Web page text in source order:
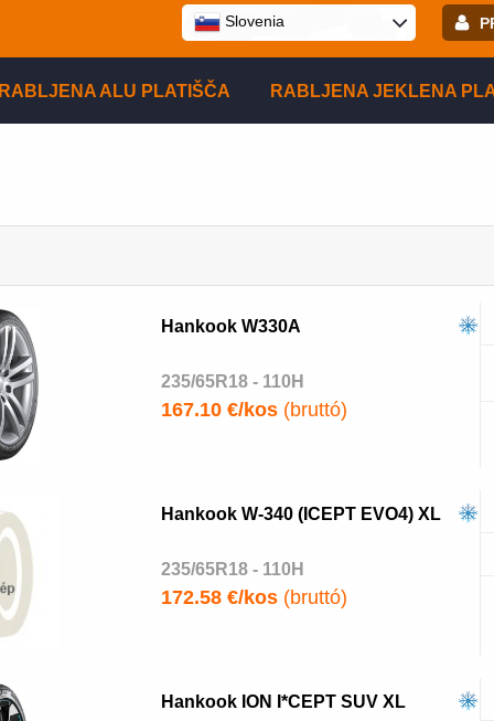
Slovenia
RABLJENA ALU PLATIŠČA RABLJENA JEKLENA
Hankook W330A
235/65R18 - 110H
167.10 €/kos(bruttó)
Hankook W-340 (ICEPT EVO4) XL
235/65R18 - 110H
172.58 €/kos(bruttó)
Hankook ION I*CEPT SUV XL